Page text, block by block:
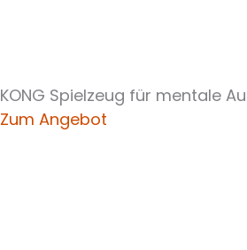
KONG Spielzeug für mentale
Zum Angebot